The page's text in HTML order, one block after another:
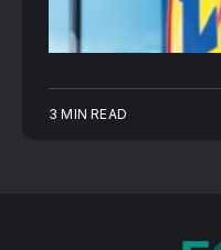
3 MIN READ